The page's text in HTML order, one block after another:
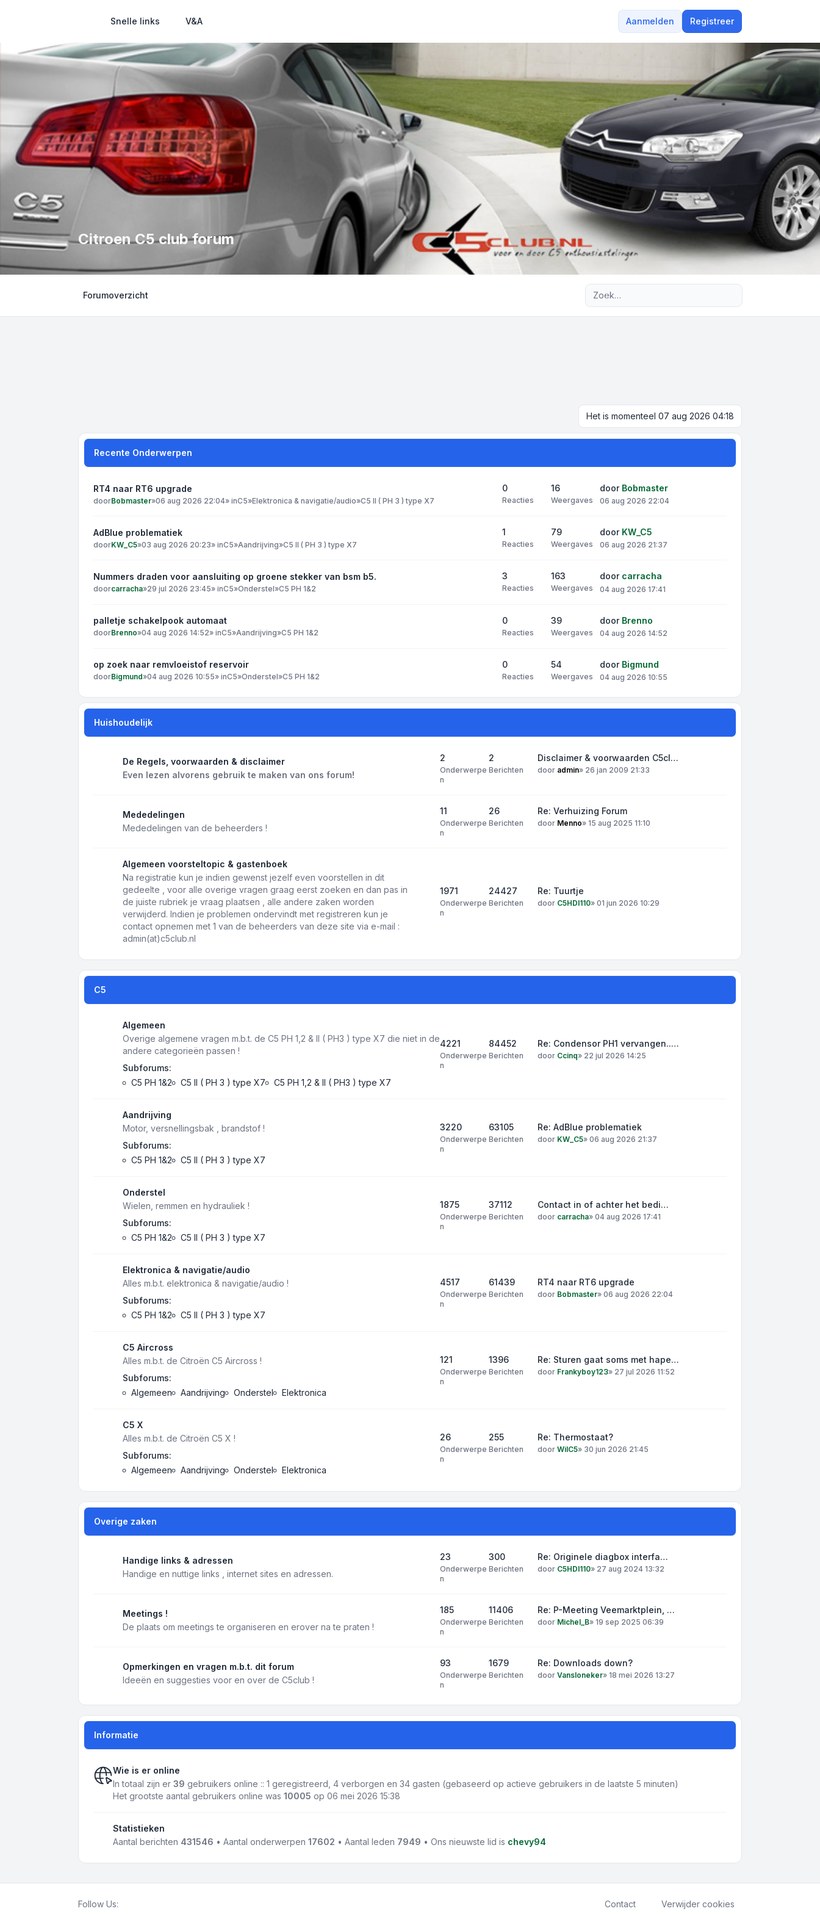
Snelle links V&A Aanmelden Registreer
Citroen C5 club forum
Forumoverzicht
Het is momenteel 07 aug 2026 04:18
Recente Onderwerpen
RT4 naar RT6 upgrade
doorBobmaster»06 aug 2026 22:04» inC5»Elektronica & navigatie/audio»C5 II ( PH 3 ) type X7
0
Reacties
16
Weergaves
door Bobmaster
06 aug 2026 22:04
AdBlue problematiek
doorKW_C5»03 aug 2026 20:23» inC5»Aandrijving»C5 II ( PH 3 ) type X7
1
Reacties
79
Weergaves
door KW_C5
06 aug 2026 21:37
Nummers draden voor aansluiting op groene stekker van bsm b5.
doorcarracha»29 jul 2026 23:45» inC5»Onderstel»C5 PH 1&2
3
Reacties
163
Weergaves
door carracha
04 aug 2026 17:41
palletje schakelpook automaat
doorBrenno»04 aug 2026 14:52» inC5»Aandrijving»C5 PH 1&2
0
Reacties
39
Weergaves
door Brenno
04 aug 2026 14:52
op zoek naar remvloeistof reservoir
doorBigmund»04 aug 2026 10:55» inC5»Onderstel»C5 PH 1&2
0
Reacties
54
Weergaves
door Bigmund
04 aug 2026 10:55
Huishoudelijk
De Regels, voorwaarden & disclaimer
Even lezen alvorens gebruik te maken van ons forum!
2
Onderwerpe
n
2
Berichten
Disclaimer & voorwaarden C5cl…
door admin» 26 jan 2009 21:33
Mededelingen
Mededelingen van de beheerders !
11
Onderwerpe
n
26
Berichten
Re: Verhuizing Forum
door Menno» 15 aug 2025 11:10
Algemeen voorsteltopic & gastenboek
Na registratie kun je indien gewenst jezelf even voorstellen in dit
gedeelte , voor alle overige vragen graag eerst zoeken en dan pas in
de juiste rubriek je vraag plaatsen , alle andere zaken worden
verwijderd. Indien je problemen ondervindt met registreren kun je
contact opnemen met 1 van de beheerders van deze site via e-mail :
admin(at)c5club.nl
1971
Onderwerpe
n
24427
Berichten
Re: Tuurtje
door C5HDI110» 01 jun 2026 10:29
C5
Algemeen
Overige algemene vragen m.b.t. de C5 PH 1,2 & II ( PH3 ) type X7 die niet in de
andere categorieën passen !
Subforums:
C5 PH 1&2
C5 II ( PH 3 ) type X7 C5 PH 1,2 & II ( PH3 ) type X7
4221
Onderwerpe
n
84452
Berichten
Re: Condensor PH1 vervangen..…
door Ccinq» 22 jul 2026 14:25
Aandrijving
Motor, versnellingsbak , brandstof !
Subforums:
C5 PH 1&2
C5 II ( PH 3 ) type X7
3220
Onderwerpe
n
63105
Berichten
Re: AdBlue problematiek
door KW_C5» 06 aug 2026 21:37
Onderstel
Wielen, remmen en hydrauliek !
Subforums:
C5 PH 1&2
C5 II ( PH 3 ) type X7
1875
Onderwerpe
n
37112
Berichten
Contact in of achter het bedi…
door carracha» 04 aug 2026 17:41
Elektronica & navigatie/audio
Alles m.b.t. elektronica & navigatie/audio !
Subforums:
C5 PH 1&2
C5 II ( PH 3 ) type X7
4517
Onderwerpe
n
61439
Berichten
RT4 naar RT6 upgrade
door Bobmaster» 06 aug 2026 22:04
C5 Aircross
Alles m.b.t. de Citroën C5 Aircross !
Subforums:
Algemeen
Aandrijving Onderstel Elektronica
121
Onderwerpe
n
1396
Berichten
Re: Sturen gaat soms met hape…
door Frankyboy123» 27 jul 2026 11:52
C5 X
Alles m.b.t. de Citroën C5 X !
Subforums:
Algemeen
Aandrijving Onderstel Elektronica
26
Onderwerpe
n
255
Berichten
Re: Thermostaat?
door WilC5» 30 jun 2026 21:45
Overige zaken
Handige links & adressen
Handige en nuttige links , internet sites en adressen.
23
Onderwerpe
n
300
Berichten
Re: Originele diagbox interfa…
door C5HDI110» 27 aug 2024 13:32
Meetings !
De plaats om meetings te organiseren en erover na te praten !
185
Onderwerpe
n
11406
Berichten
Re: P-Meeting Veemarktplein, …
door Michel_B» 19 sep 2025 06:39
Opmerkingen en vragen m.b.t. dit forum
Ideeën en suggesties voor en over de C5club !
93
Onderwerpe
n
1679
Berichten
Re: Downloads down?
door Vansloneker» 18 mei 2026 13:27
Informatie
Wie is er online
In totaal zijn er 39 gebruikers online :: 1 geregistreerd, 4 verborgen en 34 gasten (gebaseerd op actieve gebruikers in de laatste 5 minuten)
Het grootste aantal gebruikers online was 10005 op 06 mei 2026 15:38
Statistieken
Aantal berichten 431546 • Aantal onderwerpen 17602 • Aantal leden 7949 • Ons nieuwste lid is chevy94
Follow Us: Contact Verwijder cookies